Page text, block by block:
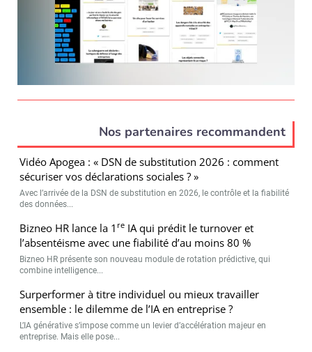
Nos partenaires recommandent
Vidéo Apogea : « DSN de substitution 2026 : comment
sécuriser vos déclarations sociales ? »
Avec l’arrivée de la DSN de substitution en 2026, le contrôle et la fiabilité
des données...
Bizneo HR lance la 1 re IA qui prédit le turnover et
l’absentéisme avec une fiabilité d’au moins 80 %
Bizneo HR présente son nouveau module de rotation prédictive, qui
combine intelligence...
Surperformer à titre individuel ou mieux travailler
ensemble : le dilemme de l’IA en entreprise ?
L’IA générative s’impose comme un levier d’accélération majeur en
entreprise. Mais elle pose...